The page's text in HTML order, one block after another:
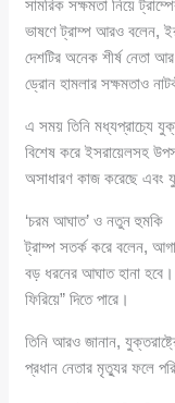
সামরিক সক্ষমতা নিয়ে
ভাষণে ট্রাম্প আরও বলেন,
দেশটির অনেক শীর্ষ নেতা আর
ড্রোন হামলার সক্ষমতাও
এ সময় তিনি মধ্যপ্রাচ্যে
বিশেষ করে ইসরায়েলসহ
অসাধারণ কাজ করেছে এবং
‘চরম আঘাত’ ও নতুন হুমকি
ট্রাম্প সতর্ক করে বলেন,
বড় ধরনের আঘাত হানা
ফিরিয়ে” দিতে পারে।
তিনি আরও জানান,
প্রধান নেতার মৃত্যুর ফলে